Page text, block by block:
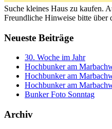
Suche kleines Haus zu kaufen.
Freundliche Hinweise bitte über
Neueste Beiträge
30. Woche im Jahr
Hochbunker am
Hochbunker am
Hochbunker am
Bunker Foto Sonntag
Archiv